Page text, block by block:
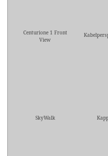
Centurione 1 Front
View
SkyWalk